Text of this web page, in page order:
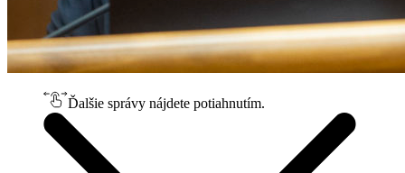
Ďalšie správy nájdete potiahnutím.